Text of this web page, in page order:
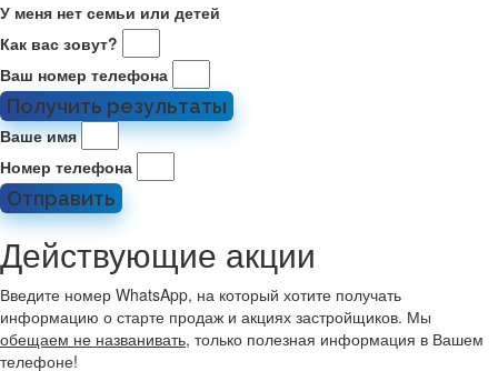
У меня нет семьи или детей
Как вас зовут?
Ваш номер телефона
Получить результаты
Ваше имя
Номер телефона
Отправить
Действующие акции
Введите номер WhatsApp, на который хотите получать
информацию о старте продаж и акциях застройщиков. Мы
обещаем не названивать, только полезная информация в Вашем
телефоне!